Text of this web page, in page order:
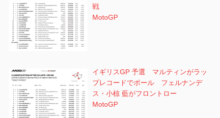
戦
MotoGP
イギリスGP 予選 マルティンがラッ
プレコードでポール フェルナンデ
ス・小椋 藍がフロントロー
MotoGP